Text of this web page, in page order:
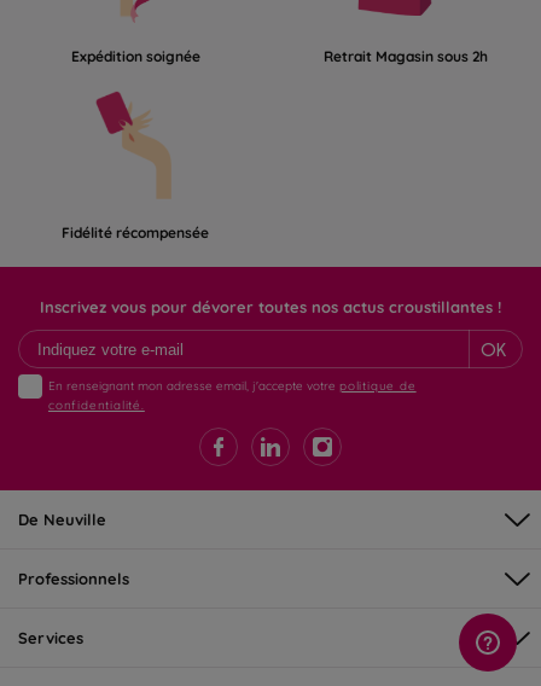
Expédition soignée Retrait Magasin sous 2h
Fidélité récompensée
Inscrivez vous pour dévorer toutes nos actus croustillantes !
OK
En renseignant mon adresse email, j'accepte votre politique de
confidentialité.
De Neuville
Professionnels
Services